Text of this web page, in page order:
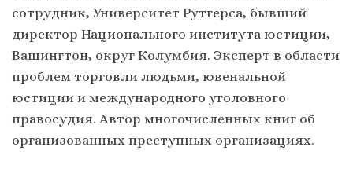
сотрудник, Университет Рутгерса, бывший
директор Национального института юстиции,
Вашингтон, округ Колумбия. Эксперт в области
проблем торговли людьми, ювенальной
юстиции и международного уголовного
правосудия. Автор многочисленных книг об
организованных преступных организациях.